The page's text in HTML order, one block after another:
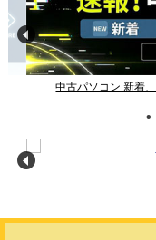
中古パソコン 新着